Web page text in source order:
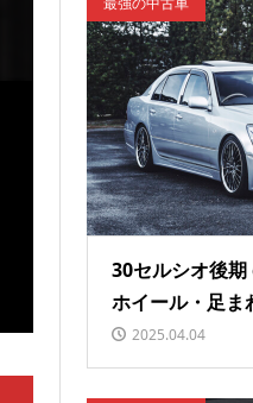
30セルシオ後期
ホイール・足ま
2025.04.04